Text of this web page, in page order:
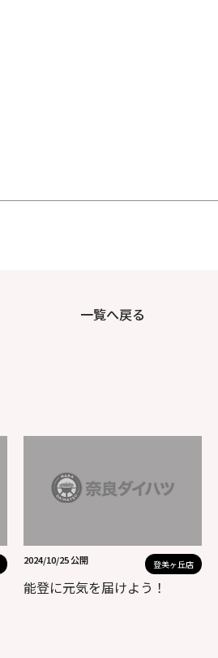
一覧へ戻る
2024/10/25 公開 登美ヶ丘店
能登に元気を届けよう！